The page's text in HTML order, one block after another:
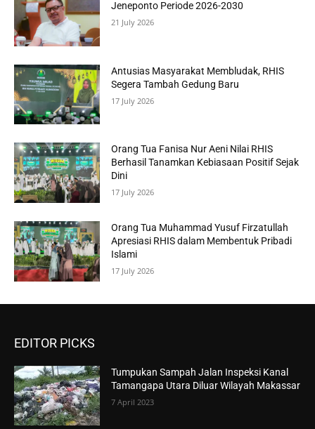
Jeneponto Periode 2026-2030
21 July 2026
Antusias Masyarakat Membludak, RHIS
Segera Tambah Gedung Baru
17 July 2026
Orang Tua Fanisa Nur Aeni Nilai RHIS
Berhasil Tanamkan Kebiasaan Positif Sejak
Dini
17 July 2026
Orang Tua Muhammad Yusuf Firzatullah
Apresiasi RHIS dalam Membentuk Pribadi
Islami
17 July 2026
EDITOR PICKS
Tumpukan Sampah Jalan Inspeksi Kanal
Tamangapa Utara Diluar Wilayah Makassar
7 April 2023